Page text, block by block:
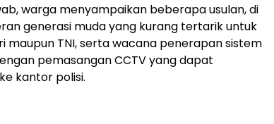
warga menyampaikan beberapa usulan, di
generasi muda yang kurang tertarik untuk
maupun TNI, serta wacana penerapan sistem
pemasangan CCTV yang dapat
kantor polisi.